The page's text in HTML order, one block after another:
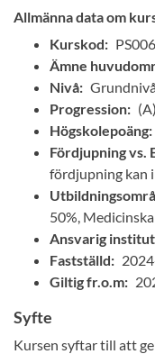
Allmänna data om
Kurskod:
Ämne
Nivå:
Progression: (A)
Högskolepoäng:
Fördjupning vs.
fördjupning kan
50%,
Ansvarig
Fastställd:
Giltig fr.o.m:
Syfte
Kursen syftar till att